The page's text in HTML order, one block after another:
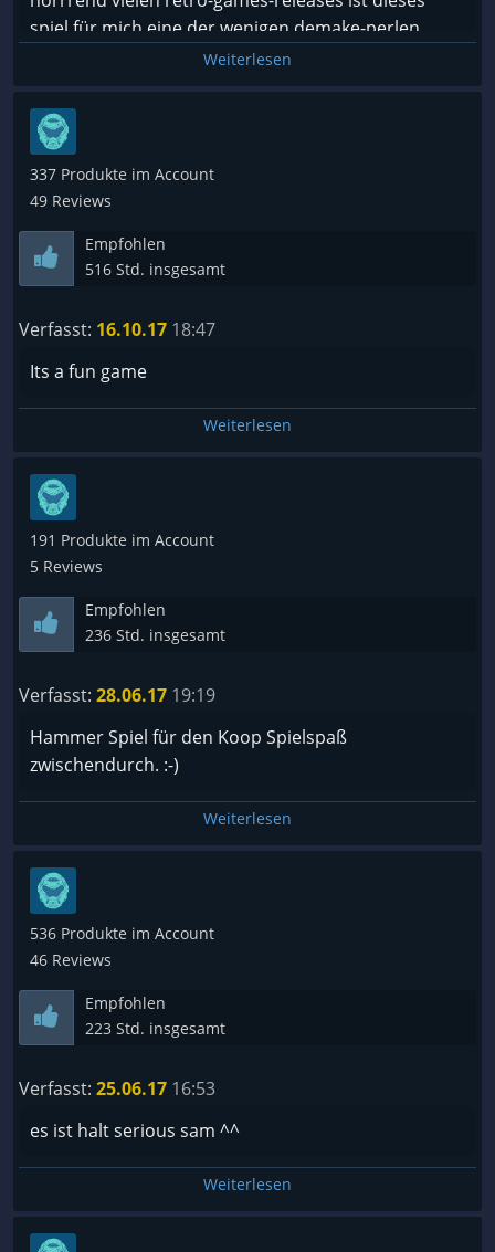
spiel für mich eine der wenigen demake-perlen.
Weiterlesen
337 Produkte im Account
49 Reviews
Empfohlen
516 Std. insgesamt
Verfasst: 16.10.17 18:47
Its a fun game
Weiterlesen
191 Produkte im Account
5 Reviews
Empfohlen
236 Std. insgesamt
Verfasst: 28.06.17 19:19
Hammer Spiel für den Koop Spielspaß
zwischendurch. :-)
Weiterlesen
536 Produkte im Account
46 Reviews
Empfohlen
223 Std. insgesamt
Verfasst: 25.06.17 16:53
es ist halt serious sam ^^
Weiterlesen